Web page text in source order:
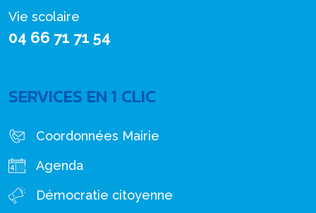
Vie scolaire
04 66 71 71 54
SERVICES EN 1 CLIC
Coordonnées Mairie
Agenda
Démocratie citoyenne